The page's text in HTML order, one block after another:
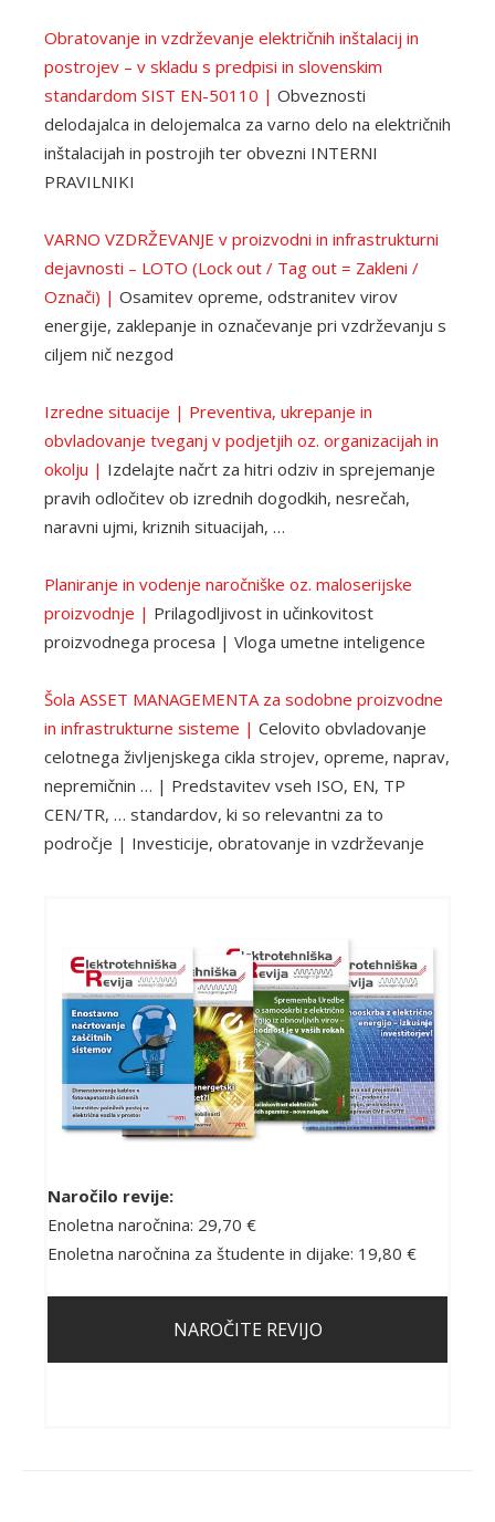
Obratovanje in vzdrževanje električnih inštalacij in
postrojev – v skladu s predpisi in slovenskim
standardom SIST EN-50110 | Obveznosti
delodajalca in delojemalca za varno delo na električnih
inštalacijah in postrojih ter obvezni INTERNI
PRAVILNIKI
VARNO VZDRŽEVANJE v proizvodni in infrastrukturni
dejavnosti – LOTO (Lock out / Tag out = Zakleni /
Označi) | Osamitev opreme, odstranitev virov
energije, zaklepanje in označevanje pri vzdrževanju s
ciljem nič nezgod
Izredne situacije | Preventiva, ukrepanje in
obvladovanje tveganj v podjetjih oz. organizacijah in
okolju | Izdelajte načrt za hitri odziv in sprejemanje
pravih odločitev ob izrednih dogodkih, nesrečah,
naravni ujmi, kriznih situacijah, …
Planiranje in vodenje naročniške oz. maloserijske
proizvodnje | Prilagodljivost in učinkovitost
proizvodnega procesa | Vloga umetne inteligence
Šola ASSET MANAGEMENTA za sodobne proizvodne
in infrastrukturne sisteme | Celovito obvladovanje
celotnega življenjskega cikla strojev, opreme, naprav,
nepremičnin … | Predstavitev vseh ISO, EN, TP
CEN/TR, … standardov, ki so relevantni za to
področje | Investicije, obratovanje in vzdrževanje
Naročilo revije:
Enoletna naročnina: 29,70 €
Enoletna naročnina za študente in dijake: 19,80 €
NAROČITE REVIJO